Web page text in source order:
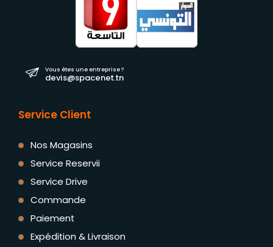
Vous êtes une entreprise ?
devis@spacenet.tn
Service Client
Nos Magasins
Service Reservii
Service Drive
Commande
Paiement
Expédition & Livraison